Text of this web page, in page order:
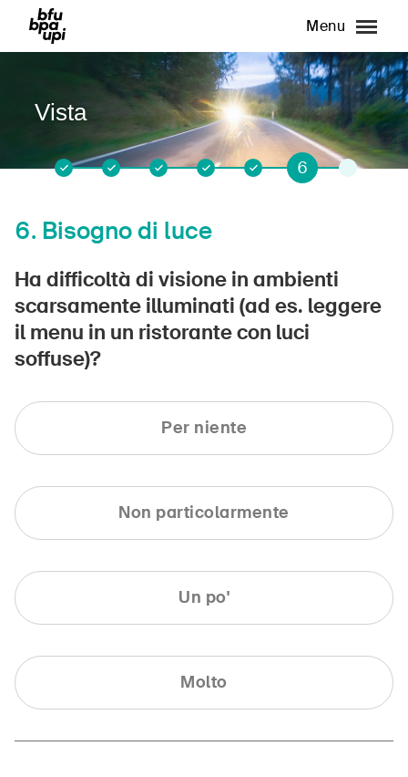
Menu
Vista
1 2 3 4 5 6
6. Bisogno di luce
Ha difficoltà di visione in ambienti
scarsamente illuminati (ad es. leggere
il menu in un ristorante con luci
soffuse)?
Per niente
Non particolarmente
Un po'
Molto